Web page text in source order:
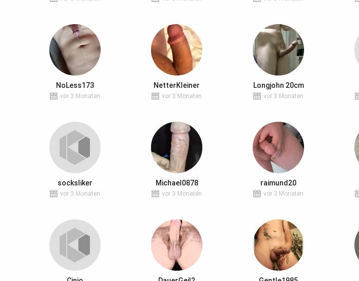
NoLess173
vor 3 Monaten
NetterKleiner
vor 3 Monaten
Longjohn 20cm
vor 3 Monaten
socksliker
vor 3 Monaten
Michael0878
vor 3 Monaten
raimund20
vor 3 Monaten